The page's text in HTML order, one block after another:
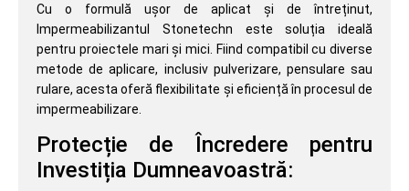
Cu o formulă ușor de aplicat și de întreținut,
Impermeabilizantul Stonetechn este soluția ideală
pentru proiectele mari și mici. Fiind compatibil cu diverse
metode de aplicare, inclusiv pulverizare, pensulare sau
rulare, acesta oferă flexibilitate și eficiență în procesul de
impermeabilizare.
Protecție de Încredere pentru
Investiția Dumneavoastră: